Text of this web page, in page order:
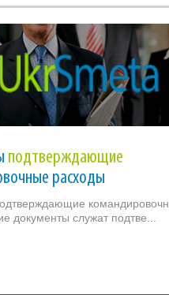
подтверждающие
расходы
документы служат подтве...